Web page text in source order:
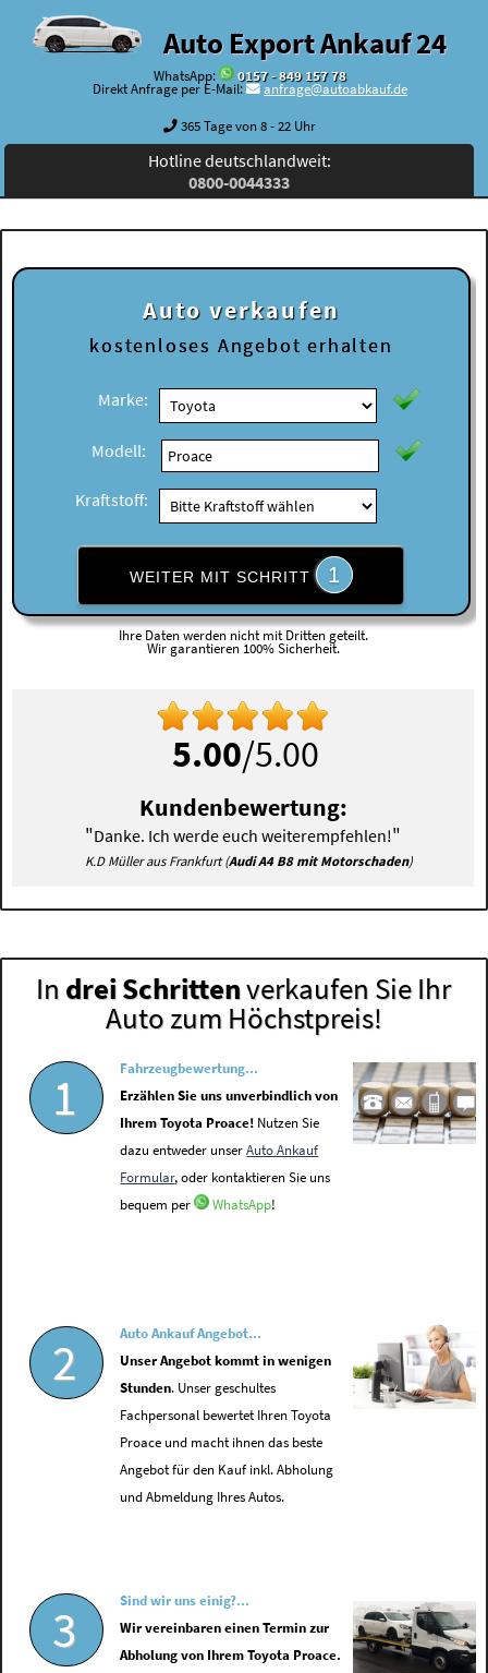
Auto Export Ankauf 24
WhatsApp:
0157 - 849 157 78
Direkt Anfrage per E-Mail:
anfrage@autoabkauf.de
365 Tage von 8 - 22 Uhr
Hotline deutschlandweit:
0800-0044333
Auto verkaufen
kostenloses Angebot erhalten
Marke:
Modell:
Kraftstoff:
WEITER MIT SCHRITT 1
Ihre Daten werden nicht mit Dritten geteilt.
Wir garantieren 100% Sicherheit.
5.00/5.00
Kundenbewertung:
"Danke. Ich werde euch weiterempfehlen!"
K.D Müller aus Frankfurt (Audi A4 B8 mit Motorschaden)
In drei Schrittenverkaufen Sie Ihr
Auto zum Höchstpreis!
1
Fahrzeugbewertung...
Erzählen Sie uns unverbindlich von
Ihrem Toyota Proace! Nutzen Sie
dazu entweder unserAuto Ankauf
Formular, oder kontaktieren Sie uns
bequem per
WhatsApp!
2
Auto Ankauf Angebot...
Unser Angebot kommt in wenigen
Stunden. Unser geschultes
Fachpersonal bewertet Ihren Toyota
Proace und macht ihnen das beste
Angebot für den Kauf inkl. Abholung
und Abmeldung Ihres Autos.
3
Sind wir uns einig?...
Wir vereinbaren einen Termin zur
Abholung von Ihrem Toyota Proace.